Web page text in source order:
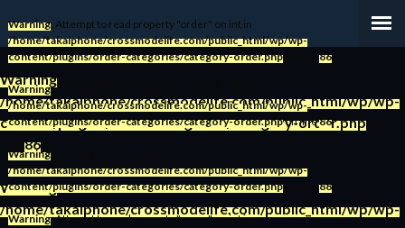
Warning
/home/takaiphone/crossmodelife.com/public_html/wp/wp-
content/plugins/order-categories/category-order.php
86
Warning: Attempt to read property "order" on int in
/home/takaiphone/crossmodelife.com/public_html/wp/wp-
Warning: Attempt to read property "order" on int in
/home/takaiphone/crossmodelife.com/public_html/wp/wp-
content/plugins/order-categories/category-order.phpon line 86
Warning: Attempt to read property "order" on int in
/home/takaiphone/crossmodelife.com/public_html/wp/wp-
content/plugins/order-categories/category-order.phpon line86
Warning: Attempt to read property "name" on int in
/home/takaiphone/crossmodelife.com/public_html/wp/wp-
content/plugins/order-categories/category-order.phpon line 88
Warning: Attempt to read property "name" on int in